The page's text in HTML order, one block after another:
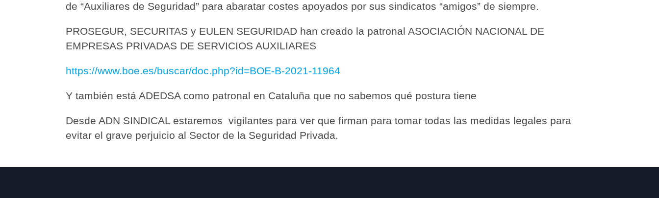
de “Auxiliares de Seguridad” para abaratar costes apoyados por sus sindicatos “amigos” de siempre.
PROSEGUR, SECURITAS y EULEN SEGURIDAD han creado la patronal ASOCIACIÓN NACIONAL DE
EMPRESAS PRIVADAS DE SERVICIOS AUXILIARES
https://www.boe.es/buscar/doc.php?id=BOE-B-2021-11964
Y también está ADEDSA como patronal en Cataluña que no sabemos qué postura tiene
Desde ADN SINDICAL estaremos vigilantes para ver que firman para tomar todas las medidas legales para
evitar el grave perjuicio al Sector de la Seguridad Privada.
ADN Sindical
ℹ️ Consulta General a Sede (Email)